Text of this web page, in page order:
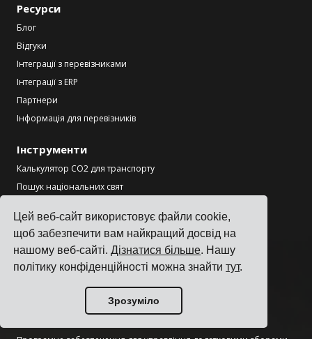
Цей веб-сайт використовує файли cookie,
щоб забезпечити вам найкращий досвід на
нашому веб-сайті.Дізнатися більше. Нашу
політику конфіденційності можна знайтитут.
Зрозуміло
Ресурси
Блог
Відгуки
Інтеграції з перевізниками
Інтеграції з ERP
Партнери
Інформація для перевізників
Інструменти
Калькулятор CO2 для транспорту
Пошук національних свят
Генератор етикеток для доставки
Калькулятор часу транзиту вантажів
Продукт
Система управління транспортом
Програмне забезпечення для управління тарифами на